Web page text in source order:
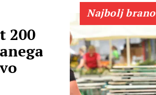
200
Najbolj brano